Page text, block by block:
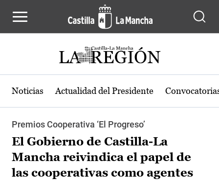
Noticias Actualidad del Presidente
Premios Cooperativa ‘El Progreso’
El Gobierno de Castilla-La
Mancha reivindica el papel de
las cooperativas como agentes